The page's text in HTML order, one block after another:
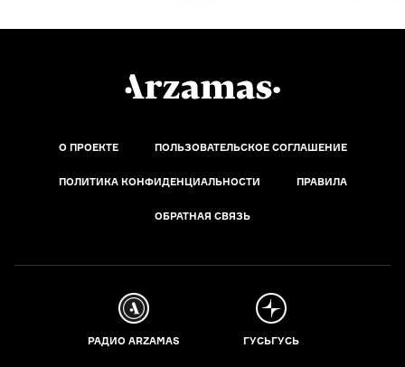
О ПРОЕКТЕ ПОЛЬЗОВАТЕЛЬСКОЕ СОГЛАШЕНИЕ
ПОЛИТИКА КОНФИДЕНЦИАЛЬНОСТИ ПРАВИЛА
ОБРАТНАЯ СВЯЗЬ
РАДИО ARZAMAS ГУСЬГУСЬ